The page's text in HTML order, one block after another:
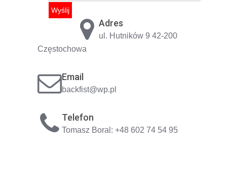
Adres
ul. Hutników 9 42-200
Częstochowa
Email
backfist@wp.pl
Telefon
Tomasz Boral: +48 602 74 54 95